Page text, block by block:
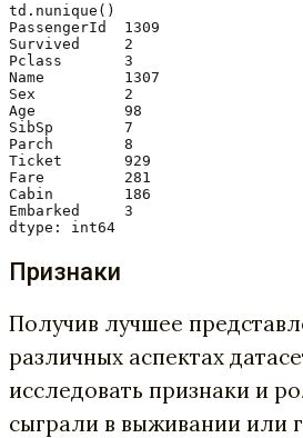
td.nunique()
PassengerId  1309
Survived     2
Pclass       3
Name         1307
Sex          2
Age          98
SibSp        7
Parch        8
Ticket       929
Fare         281
Cabin        186
Embarked     3
dtype: int64
Признаки
Получив лучшее
различных аспектах
исследовать признаки и
сыграли в выживании или